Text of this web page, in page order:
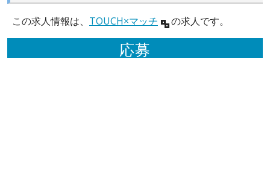
この求人情報は、 TOUCH×マッチ の求人です。
応募